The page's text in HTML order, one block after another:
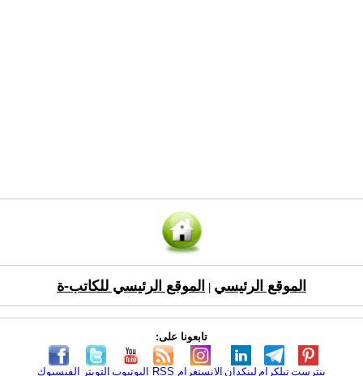
الموقع الرئيسي الموقع الرئيسي للكاتب-ة
تابعونا على:
الفيسبوك التويتر اليوتيوب RSS الانستغرام لينكدإن تيلكرامبنترست